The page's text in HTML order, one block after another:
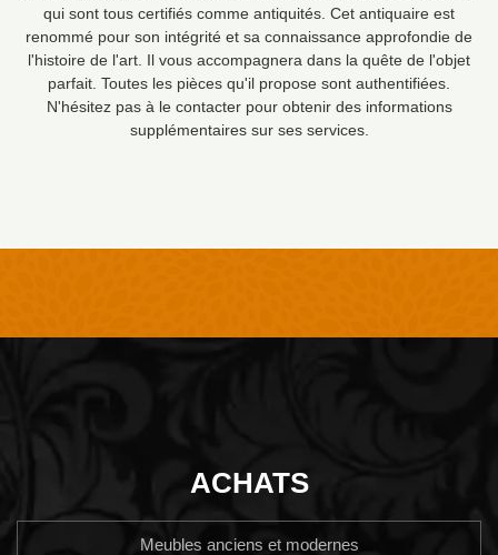
qui sont tous certifiés comme antiquités. Cet antiquaire est
renommé pour son intégrité et sa connaissance approfondie de
l'histoire de l'art. Il vous accompagnera dans la quête de l'objet
parfait. Toutes les pièces qu'il propose sont authentifiées.
N'hésitez pas à le contacter pour obtenir des informations
supplémentaires sur ses services.
ACHATS
Meubles anciens et modernes